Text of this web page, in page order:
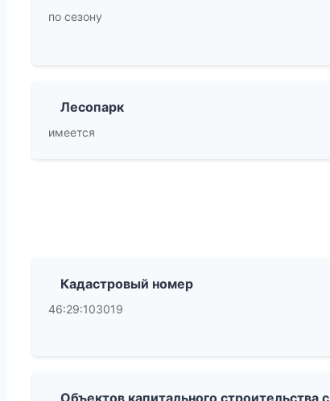
по сезону
Лесопарк
имеется
Кадастровый номер
46:29:103019
Объектов капитального строительства с